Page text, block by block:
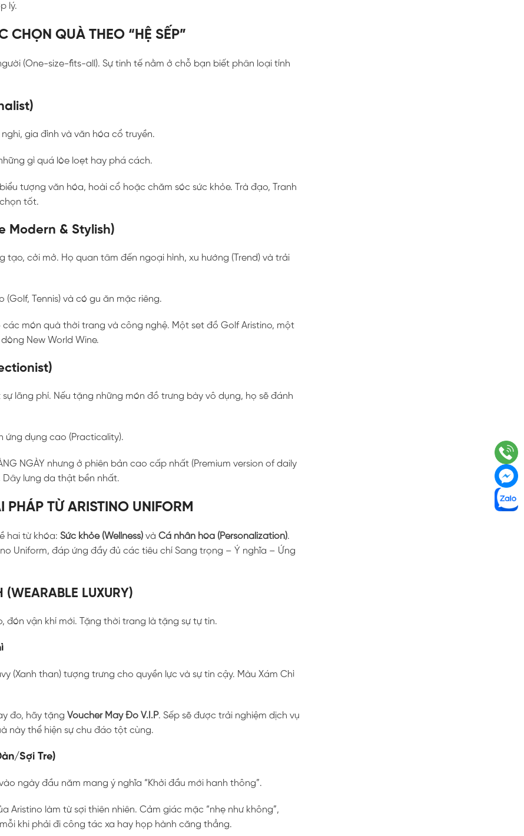
lý.
QUÀ THEO “HỆ SẾP”
(One-size-fits-all). Sự tinh tế nằm ở chỗ bạn biết phân loại tính
gia đình và văn hóa cổ truyền.
gì quá lòe loẹt hay phá cách.
tượng văn hóa, hoài cổ hoặc chăm sóc sức khỏe. Trà đạo, Tranh
tốt.
Modern & Stylish)
tạo, cởi mở. Họ quan tâm đến ngoại hình, xu hướng (Trend) và trải
Tennis) và có gu ăn mặc riêng.
món quà thời trang và công nghệ. Một set đồ Golf Aristino, một
New World Wine.
lãng phí. Nếu tặng những món đồ trưng bày vô dụng, họ sẽ đánh
ứng dụng cao (Practicality).
NGÀY nhưng ở phiên bản cao cấp nhất (Premium version of daily
Dây lưng da thật bền nhất.
TỪ ARISTINO UNIFORM
hai từ khóa:Sức khỏe (Wellness) vàCá nhân hóa (Personalization).
Uniform, đáp ứng đầy đủ các tiêu chí Sang trọng – Ý nghĩa – Ứng
LUXURY)
đón vận khí mới. Tặng thời trang là tặng sự tự tin.
(Xanh than) tượng trưng cho quyền lực và sự tin cậy. Màu Xám Chì
đo, hãy tặngVoucher May Đo V.I.P. Sếp sẽ được trải nghiệm dịch vụ
này thể hiện sự chu đáo tột cùng.
Sợi Tre)
ngày đầu năm mang ý nghĩa “Khởi đầu mới hanh thông”.
Aristino làm từ sợi thiên nhiên. Cảm giác mặc “nhẹ như không”,
khi phải đi công tác xa hay họp hành căng thẳng.